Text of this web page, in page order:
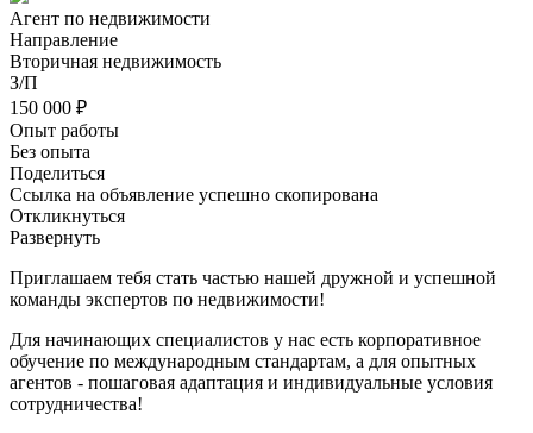
Агент по недвижимости
Направление
Вторичная недвижимость
З/П
150 000 ₽
Опыт работы
Без опыта
Поделиться
Ссылка на объявление успешно скопирована
Откликнуться
Развернуть
Приглашаем тебя стать частью нашей дружной и успешной
команды экспертов по недвижимости!
Для начинающих специалистов у нас есть корпоративное
обучение по международным стандартам, а для опытных
агентов - пошаговая адаптация и индивидуальные условия
сотрудничества!